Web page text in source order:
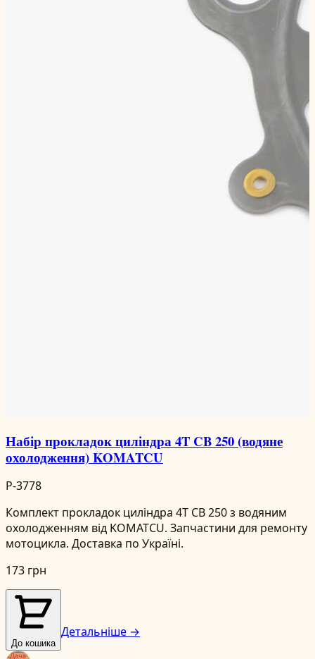
Набір прокладок циліндра 4T CB 250 (водяне
охолодження) KOMATCU
P-3778
Комплект прокладок циліндра 4T CB 250 з водяним
охолодженням від KOMATCU. Запчастини для ремонту
мотоцикла. Доставка по Україні.
173 грн
До кошика
Детальніше →